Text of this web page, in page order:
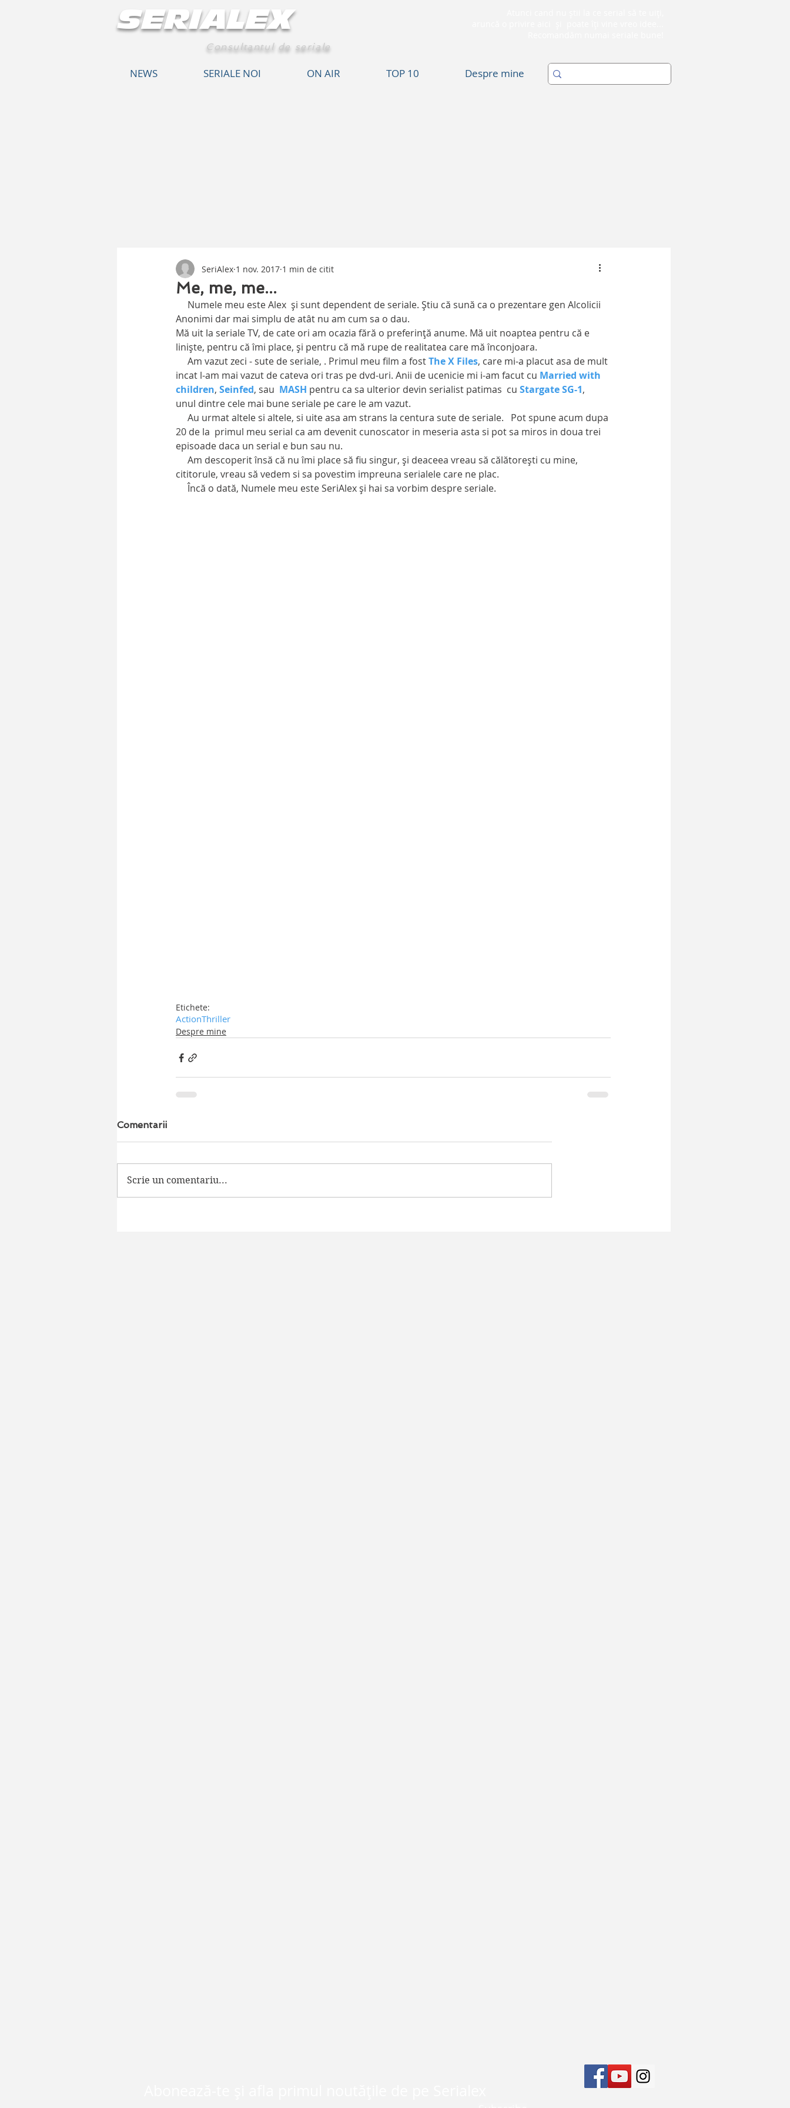
SERIALEX
Consultantul de seriale
Me, me, me...
SeriAlex 1 nov. 2017 1 min de citit
Anonimi dar mai simplu de atât nu am cum sa o dau.
Mă uit la seriale TV, de cate ori am ocazia fără o preferință anume. Mă uit noaptea pentru că e
liniște, pentru că îmi place, și pentru că mă rupe de realitatea care mă înconjoara.
     Am vazut zeci - sute de seriale, . Primul meu film a fost
The X Files, care mi-a placut asa de mult
incat l-am mai vazut de cateva ori tras pe dvd-uri. Anii de ucenicie mi i-am facut cu Married with
children, Seinfed, sau MASH pentru ca sa ulterior devin serialist patimas  cu Stargate SG-1,
unul dintre cele mai bune seriale pe care le am vazut.
20 de la  primul meu serial ca am devenit cunoscator in meseria asta si pot sa miros in doua trei
episoade daca un serial e bun sau nu.
cititorule, vreau să vedem si sa povestim impreuna serialele care ne plac.
     Încă o dată, Numele meu este SeriAlex și hai sa vorbim despre seriale.
Etichete:
ActionThriller
Despre mine
Comentarii
Scrie un comentariu...
NEWS SERIALE NOI ON AIR TOP 10 Despre mine